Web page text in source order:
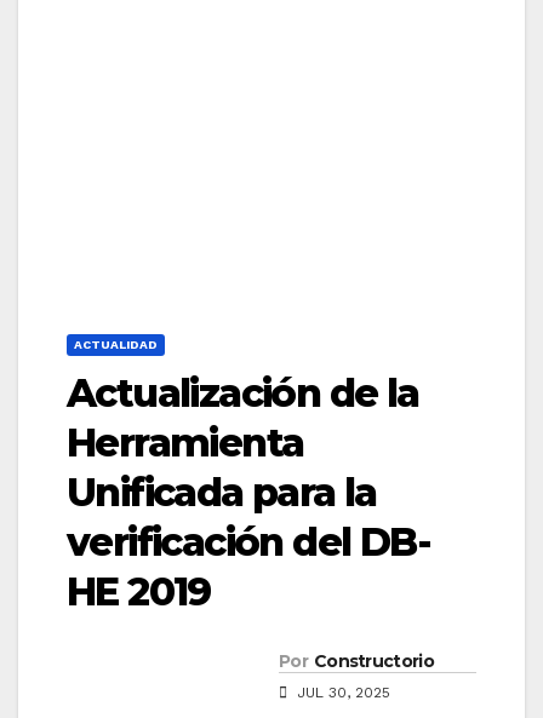
ACTUALIDAD
Actualización de la
Herramienta
Unificada para la
verificación del DB-
HE 2019
Por Constructorio
JUL 30, 2025